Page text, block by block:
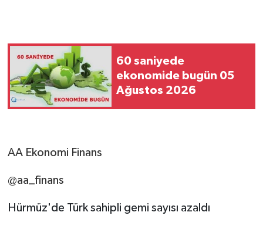
60 saniyede
ekonomide bugün 05
Ağustos 2026
AA Ekonomi Finans
@aa_finans
Hürmüz'de Türk sahipli gemi sayısı azaldı